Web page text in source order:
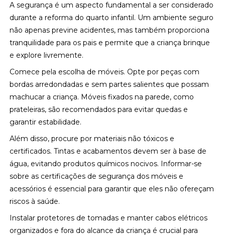
A segurança é um aspecto fundamental a ser considerado
durante a reforma do quarto infantil. Um ambiente seguro
não apenas previne acidentes, mas também proporciona
tranquilidade para os pais e permite que a criança brinque
e explore livremente.
Comece pela escolha de móveis. Opte por peças com
bordas arredondadas e sem partes salientes que possam
machucar a criança. Móveis fixados na parede, como
prateleiras, são recomendados para evitar quedas e
garantir estabilidade.
Além disso, procure por materiais não tóxicos e
certificados. Tintas e acabamentos devem ser à base de
água, evitando produtos químicos nocivos. Informar-se
sobre as certificações de segurança dos móveis e
acessórios é essencial para garantir que eles não ofereçam
riscos à saúde.
Instalar protetores de tomadas e manter cabos elétricos
organizados e fora do alcance da criança é crucial para